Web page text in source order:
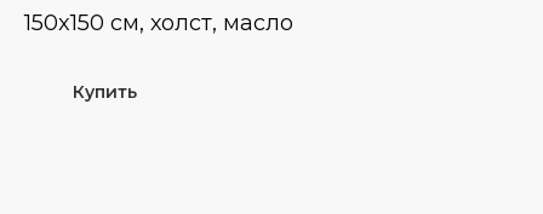
150x150 см, холст, масло
Купить